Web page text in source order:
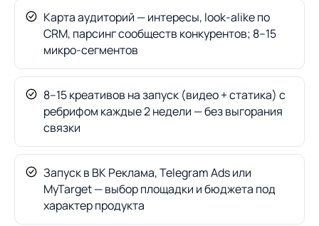
Карта аудиторий — интересы, look-alike по
CRM, парсинг сообществ конкурентов; 8–15
микро-сегментов
8–15 креативов на запуск (видео + статика) с
ребрифом каждые 2 недели — без выгорания
связки
Запуск в ВК Реклама, Telegram Ads или
MyTarget — выбор площадки и бюджета под
характер продукта